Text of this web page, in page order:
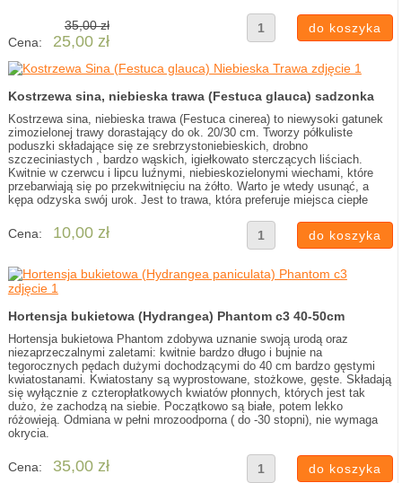
35,00 zł
Cena:
25,00 zł
Kostrzewa sina, niebieska trawa (Festuca glauca) sadzonka
Kostrzewa sina, niebieska trawa (Festuca cinerea) to niewysoki gatunek
zimozielonej trawy dorastający do ok. 20/30 cm. Tworzy półkuliste
poduszki składające się ze srebrzystoniebieskich, drobno
szczeciniastych , bardzo wąskich, igiełkowato sterczących liściach.
Kwitnie w czerwcu i lipcu luźnymi, niebieskozielonymi wiechami, które
przebarwiają się po przekwitnięciu na żółto. Warto je wtedy usunąć, a
kępa odzyska swój urok. Jest to trawa, która preferuje miejsca ciepłe
Cena: 10,00 zł
Hortensja bukietowa (Hydrangea) Phantom c3 40-50cm
Hortensja bukietowa Phantom zdobywa uznanie swoją urodą oraz
niezaprzeczalnymi zaletami: kwitnie bardzo długo i bujnie na
tegorocznych pędach dużymi dochodzącymi do 40 cm bardzo gęstymi
kwiatostanami. Kwiatostany są wyprostowane, stożkowe, gęste. Składają
się wyłącznie z czteropłatkowych kwiatów płonnych, których jest tak
dużo, że zachodzą na siebie. Początkowo są białe, potem lekko
różowieją. Odmiana w pełni mrozoodporna ( do -30 stopni), nie wymaga
okrycia.
Cena: 35,00 zł